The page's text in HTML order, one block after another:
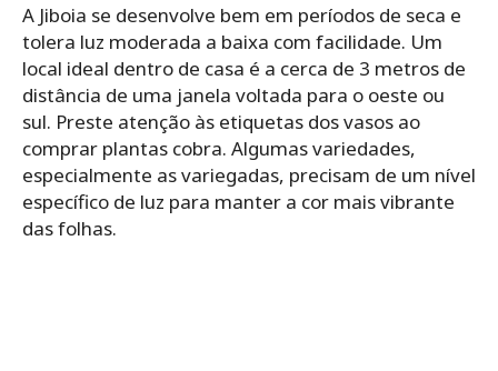
A Jiboia se desenvolve bem em períodos de seca e
tolera luz moderada a baixa com facilidade. Um
local ideal dentro de casa é a cerca de 3 metros de
distância de uma janela voltada para o oeste ou
sul. Preste atenção às etiquetas dos vasos ao
comprar plantas cobra. Algumas variedades,
especialmente as variegadas, precisam de um nível
específico de luz para manter a cor mais vibrante
das folhas.